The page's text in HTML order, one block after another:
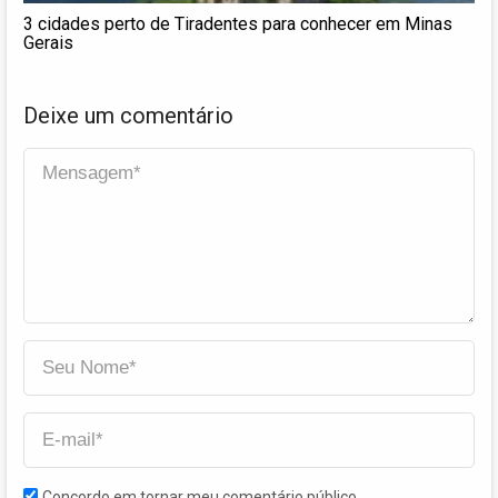
3 cidades perto de Tiradentes para conhecer em Minas
Gerais
Deixe um comentário